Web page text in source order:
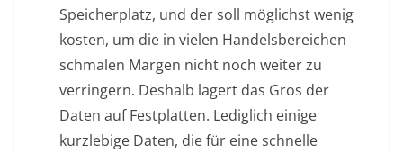
Speicherplatz, und der soll möglichst wenig
kosten, um die in vielen Handelsbereichen
schmalen Margen nicht noch weiter zu
verringern. Deshalb lagert das Gros der
Daten auf Festplatten. Lediglich einige
kurzlebige Daten, die für eine schnelle